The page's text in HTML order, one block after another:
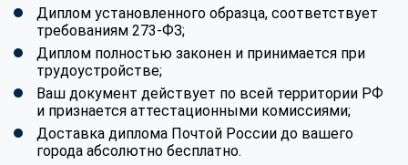
Диплом установленного образца, соответствует
требованиям 273-ФЗ;
Диплом полностью законен и принимается при
трудоустройстве;
Ваш документ действует по всей территории РФ
и признается аттестационными комиссиями;
Доставка диплома Почтой России до вашего
города абсолютно бесплатно.